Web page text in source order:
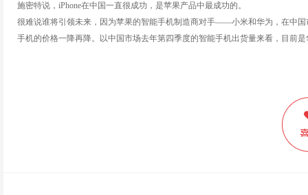
施密特说，iPhone在中国一直很成功，是苹果产品中最成功的。
很难说谁将引领未来，因为苹果的智能手机制造商对手——小米和华为，在中
手机的价格一降再降。以中国市场去年第四季度的智能手机出货量来看，目前